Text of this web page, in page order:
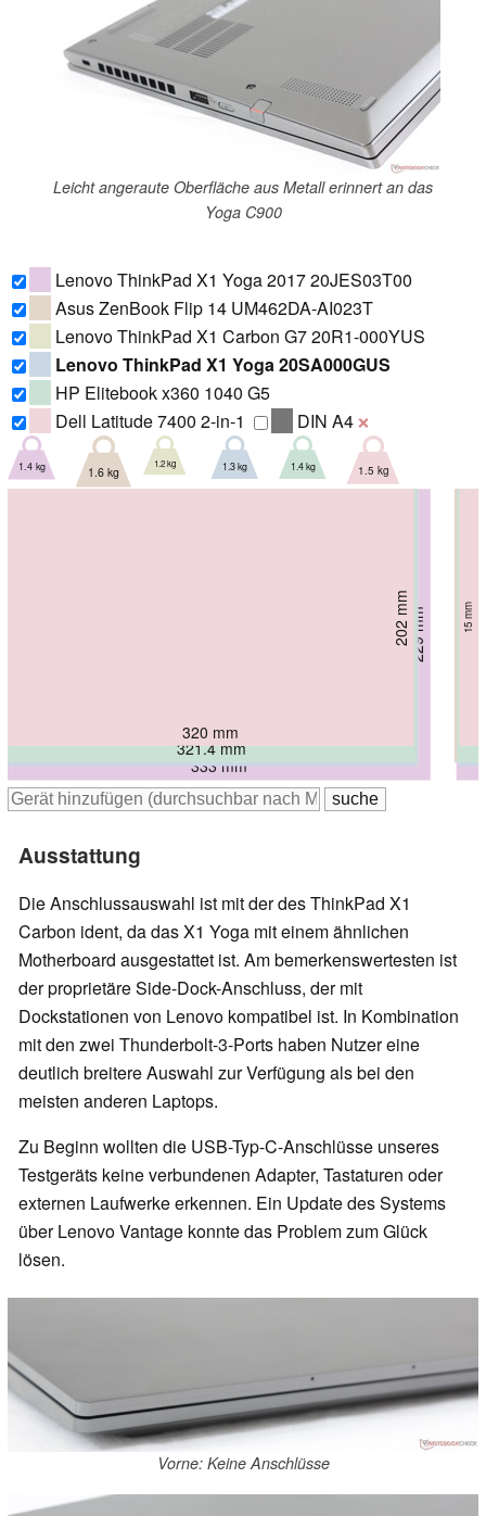
Leicht angeraute Oberfläche aus Metall erinnert an das
Yoga C900
Lenovo ThinkPad X1 Yoga 2017 20JES03T00
Asus ZenBook Flip 14 UM462DA-AI023T
Lenovo ThinkPad X1 Carbon G7 20R1-000YUS
Lenovo ThinkPad X1 Yoga 20SA000GUS
HP Elitebook x360 1040 G5
Dell Latitude 7400 2-in-1
DIN A4 ❌
333 mm
229 mm 17.4 mm
1.4 kg
322 mm
215 mm 18.9 mm
1.6 kg
323.5 mm
217.1 mm 15.4 mm
1.2 kg
323 mm
218 mm 15.5 mm
1.3 kg
321.4 mm
215 mm 16.9 mm
1.4 kg
320 mm
202 mm 15 mm
1.5 kg
Ausstattung
Die Anschlussauswahl ist mit der des ThinkPad X1
Carbon ident, da das X1 Yoga mit einem ähnlichen
Motherboard ausgestattet ist. Am bemerkenswertesten ist
der proprietäre Side-Dock-Anschluss, der mit
Dockstationen von Lenovo kompatibel ist. In Kombination
mit den zwei Thunderbolt-3-Ports haben Nutzer eine
deutlich breitere Auswahl zur Verfügung als bei den
meisten anderen Laptops.
Zu Beginn wollten die USB-Typ-C-Anschlüsse unseres
Testgeräts keine verbundenen Adapter, Tastaturen oder
externen Laufwerke erkennen. Ein Update des Systems
über Lenovo Vantage konnte das Problem zum Glück
lösen.
Vorne: Keine Anschlüsse